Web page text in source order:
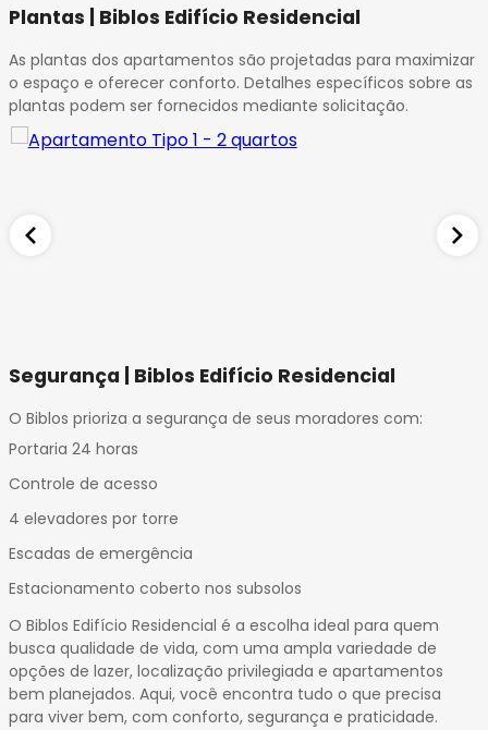
Plantas | Biblos Edifício Residencial
As plantas dos apartamentos são projetadas para maximizar
o espaço e oferecer conforto. Detalhes específicos sobre as
plantas podem ser fornecidos mediante solicitação.
Segurança | Biblos Edifício Residencial
O Biblos prioriza a segurança de seus moradores com:
Portaria 24 horas
Controle de acesso
4 elevadores por torre
Escadas de emergência
Estacionamento coberto nos subsolos
O Biblos Edifício Residencial é a escolha ideal para quem
busca qualidade de vida, com uma ampla variedade de
opções de lazer, localização privilegiada e apartamentos
bem planejados. Aqui, você encontra tudo o que precisa
para viver bem, com conforto, segurança e praticidade.